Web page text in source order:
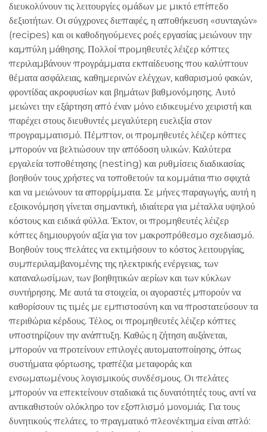
διευκολύνουν τις λειτουργίες ομάδων με μικτό επίπεδο
δεξιοτήτων. Οι σύγχρονες διεπαφές, η αποθήκευση «συνταγών»
(recipes) και οι καθοδηγούμενες ροές εργασίας μειώνουν την
καμπύλη μάθησης. Πολλοί προμηθευτές λέιζερ κόπτες
περιλαμβάνουν προγράμματα εκπαίδευσης που καλύπτουν
θέματα ασφάλειας, καθημερινών ελέγχων, καθαρισμού φακών,
φροντίδας ακροφυσίων και βημάτων βαθμονόμησης. Αυτό
μειώνει την εξάρτηση από έναν μόνο ειδικευμένο χειριστή και
παρέχει στους διευθυντές μεγαλύτερη ευελιξία στον
προγραμματισμό. Πέμπτον, οι προμηθευτές λέιζερ κόπτες
μπορούν να βελτιώσουν την απόδοση υλικών. Καλύτερα
εργαλεία τοποθέτησης (nesting) και ρυθμίσεις διαδικασίας
βοηθούν τους χρήστες να τοποθετούν τα κομμάτια πιο σφιχτά
και να μειώνουν τα απορρίμματα. Σε μήνες παραγωγής, αυτή η
εξοικονόμηση γίνεται σημαντική, ιδιαίτερα για μέταλλα υψηλού
κόστους και ειδικά φύλλα. Έκτον, οι προμηθευτές λέιζερ
κόπτες δημιουργούν αξία για τον μακροπρόθεσμο σχεδιασμό.
Βοηθούν τους πελάτες να εκτιμήσουν το κόστος λειτουργίας,
συμπεριλαμβανομένης της ηλεκτρικής ενέργειας, των
καταναλωσίμων, των βοηθητικών αερίων και των κύκλων
συντήρησης. Με αυτά τα στοιχεία, οι αγοραστές μπορούν να
καθορίσουν τις τιμές με εμπιστοσύνη και να προστατεύσουν τα
περιθώρια κέρδους. Τέλος, οι προμηθευτές λέιζερ κόπτες
υποστηρίζουν την ανάπτυξη. Καθώς η ζήτηση αυξάνεται,
μπορούν να προτείνουν επιλογές αυτοματοποίησης, όπως
συστήματα φόρτωσης, τραπέζια μεταφοράς και
ενσωματωμένους λογισμικούς συνδέσμους. Οι πελάτες
μπορούν να επεκτείνουν σταδιακά τις δυνατότητές τους, αντί να
αντικαθιστούν ολόκληρο τον εξοπλισμό μονομιάς. Για τους
δυνητικούς πελάτες, το πραγματικό πλεονέκτημα είναι απλό: